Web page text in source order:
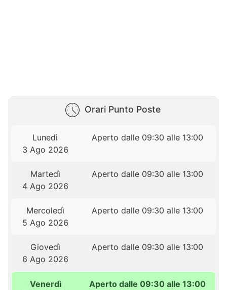
Orari Punto Poste
Lunedì
3 Ago 2026
Aperto dalle 09:30 alle 13:00
Martedì
4 Ago 2026
Aperto dalle 09:30 alle 13:00
Mercoledì
5 Ago 2026
Aperto dalle 09:30 alle 13:00
Giovedì
6 Ago 2026
Aperto dalle 09:30 alle 13:00
Venerdì
Aperto dalle 09:30 alle 13:00